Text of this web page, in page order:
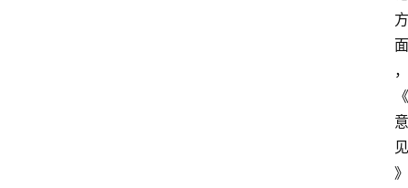
方
面
，
《
意
见
》